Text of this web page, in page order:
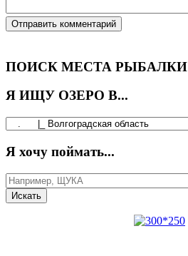
ПОИСК МЕСТА РЫБАЛКИ
Я ИЩУ ОЗЕРО В...
Я хочу поймать...